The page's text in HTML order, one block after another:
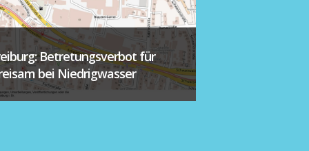
Betretungsverbot für
bei Niedrigwasser